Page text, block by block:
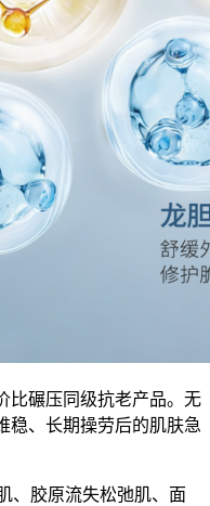
比碾压同级抗老产品。无
稳、长期操劳后的肌肤急
、胶原流失松弛肌、面